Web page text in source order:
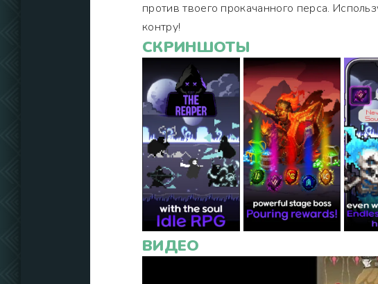
против твоего прокачанного перса.
контру!
СКРИНШОТЫ
ВИДЕО